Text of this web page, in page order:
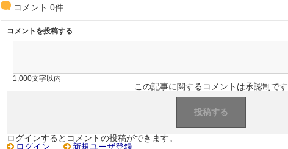
コメント 0件
コメントを投稿する
1,000文字以内
この記事に関するコメントは承認制です
ログインするとコメントの投稿ができます。
ログイン
新規ユーザ登録